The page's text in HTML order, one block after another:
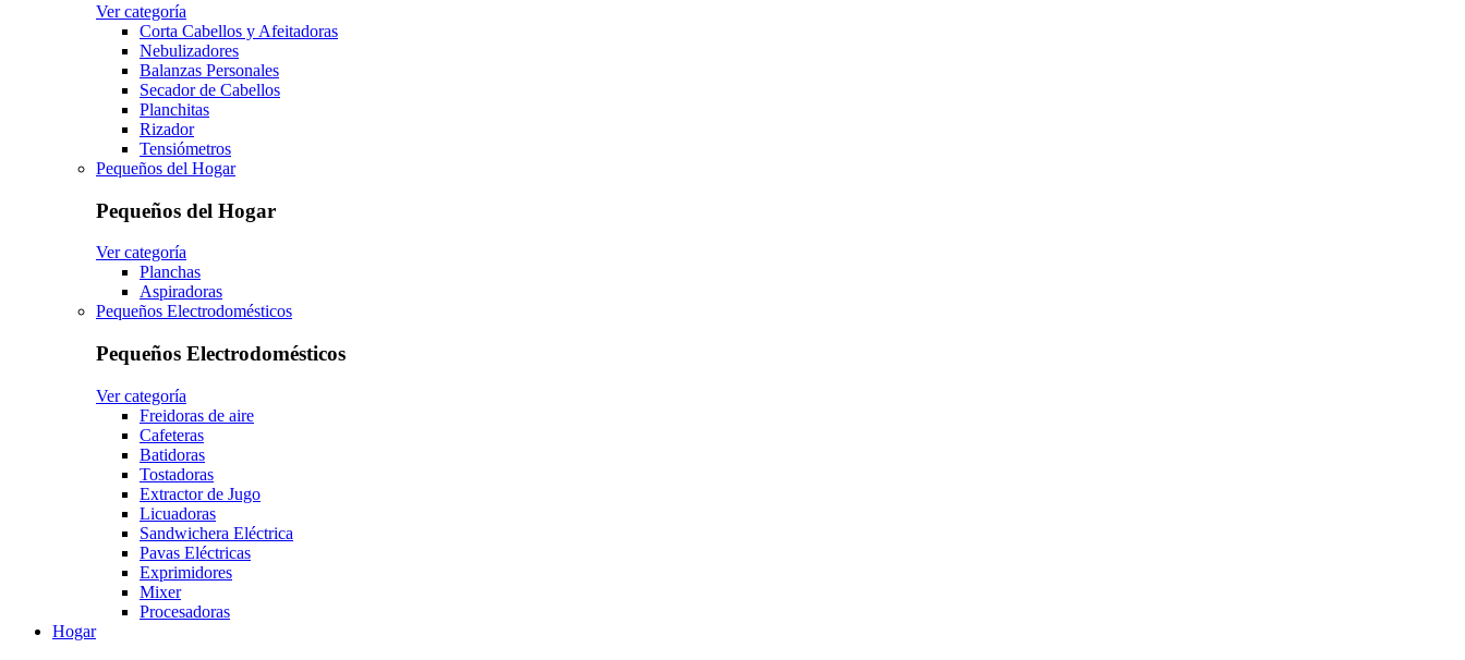
Ver categoría
Corta Cabellos y Afeitadoras
Nebulizadores
Balanzas Personales
Secador de Cabellos
Planchitas
Rizador
Tensiómetros
Pequeños del Hogar
Pequeños del Hogar
Ver categoría
Planchas
Aspiradoras
Pequeños Electrodomésticos
Pequeños Electrodomésticos
Ver categoría
Freidoras de aire
Cafeteras
Batidoras
Tostadoras
Extractor de Jugo
Licuadoras
Sandwichera Eléctrica
Pavas Eléctricas
Exprimidores
Mixer
Procesadoras
Hogar